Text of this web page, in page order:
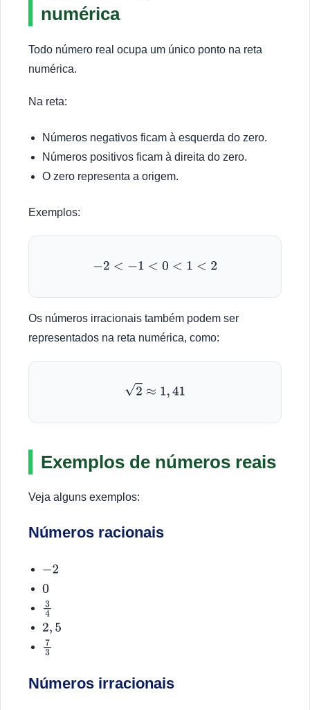
numérica
Todo número real ocupa um único ponto na reta
numérica.
Na reta:
Números negativos ficam à esquerda do zero.
Números positivos ficam à direita do zero.
O zero representa a origem.
Exemplos:
− 2<− 1< 0< 1< 2
Os números irracionais também podem ser
representados na reta numérica, como:
2 ≈1 41
Exemplos de números reais
Veja alguns exemplos:
Números racionais
−2
0
34
2,5
73
Números irracionais